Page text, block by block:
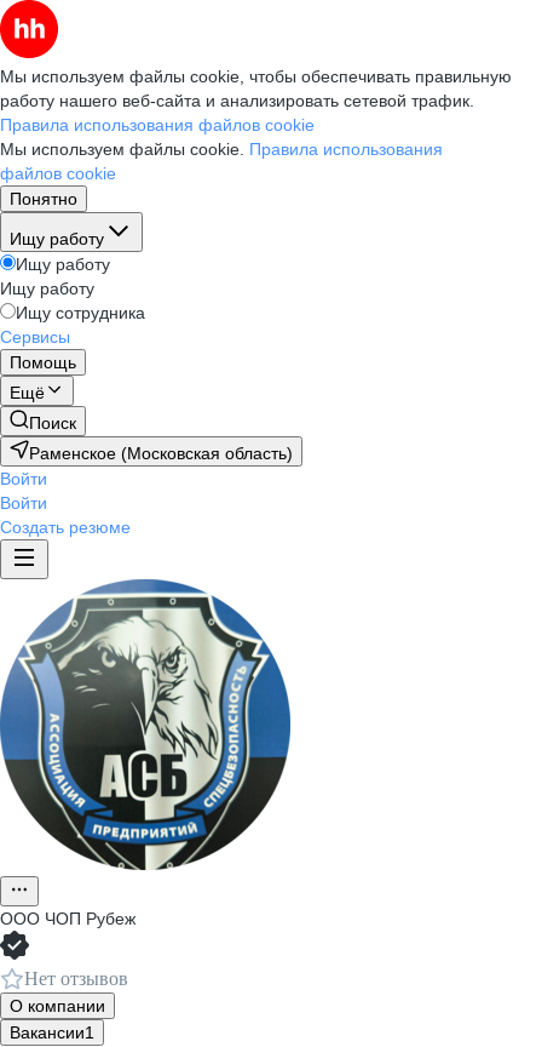
Мы используем файлы cookie, чтобы обеспечивать правильную
работу нашего веб-сайта и анализировать сетевой трафик.
Правила использования файлов cookie
Мы используем файлы cookie. Правила использования
файлов cookie
Понятно
Ищу работу
Ищу работу
Ищу работу
Ищу сотрудника
Сервисы
Помощь
Ещё
Поиск
Раменское (Московская область)
Войти
Войти
Создать резюме
ООО ЧОП Рубеж
Нет отзывов
О компании
Вакансии1